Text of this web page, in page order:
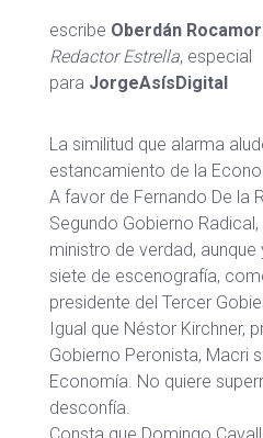
escribe Oberdán
Redactor Estrella, especial
para JorgeAsísDigital
La similitud que alarma
estancamiento de la
A favor de Fernando De la
Segundo Gobierno
ministro de verdad,
siete de escenografía,
presidente del Tercer
Igual que Néstor Kirchner,
Gobierno Peronista, Macri
Economía. No quiere
desconfía.